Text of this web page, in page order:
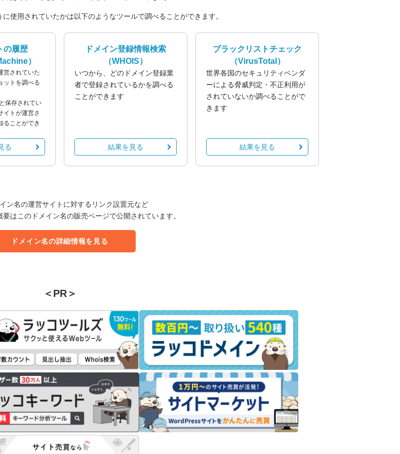
使用されていたかは以下のようなツールで調べることができます。
の履歴
）
営されていた
ットを調べる
保存されてい
イトが運営さ
ることができ
る
ドメイン登録情報検索
（WHOIS）
いつから、どのドメイン登録業
者で登録されているかを調べる
ことができます
結果を見る
ブラックリストチェック
（VirusTotal）
世界各国のセキュリティベンダ
ーによる脅威判定・不正利用が
されていないか調べることがで
きます
結果を見る
ン名の運営サイトに対するリンク設置元など
要はこのドメイン名の販売ページで公開されています。
ドメイン名の詳細情報を見る
＜PR＞